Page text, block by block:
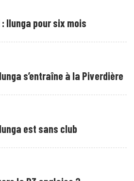
Ilunga pour six mois
s’entraîne à la Piverdière
est sans club